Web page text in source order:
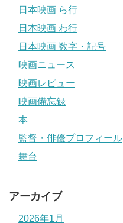
日本映画 ら行
日本映画 わ行
日本映画 数字・記号
映画ニュース
映画レビュー
映画備忘録
本
監督・俳優プロフィール
舞台
アーカイブ
2026年1月